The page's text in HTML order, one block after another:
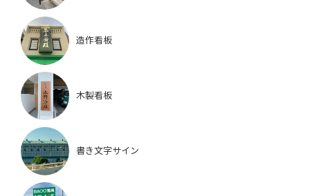
造作看板
木製看板
書き文字サイン